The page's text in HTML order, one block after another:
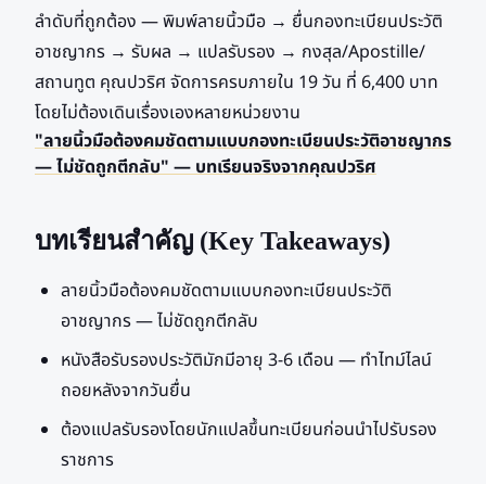
ลำดับที่ถูกต้อง — พิมพ์ลายนิ้วมือ → ยื่นกองทะเบียนประวัติ
อาชญากร → รับผล → แปลรับรอง → กงสุล/Apostille/
สถานทูต คุณปวริศ จัดการครบภายใน 19 วัน ที่ 6,400 บาท
โดยไม่ต้องเดินเรื่องเองหลายหน่วยงาน
"ลายนิ้วมือต้องคมชัดตามแบบกองทะเบียนประวัติอาชญากร
— ไม่ชัดถูกตีกลับ" — บทเรียนจริงจากคุณปวริศ
บทเรียนสำคัญ (Key Takeaways)
ลายนิ้วมือต้องคมชัดตามแบบกองทะเบียนประวัติ
อาชญากร — ไม่ชัดถูกตีกลับ
หนังสือรับรองประวัติมักมีอายุ 3-6 เดือน — ทำไทม์ไลน์
ถอยหลังจากวันยื่น
ต้องแปลรับรองโดยนักแปลขึ้นทะเบียนก่อนนำไปรับรอง
ราชการ